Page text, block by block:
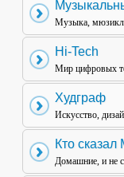
Музыка,
Hi-Tech
Мир цифровых
Худграф
Искусство,
Кто сказал
Домашние, и не